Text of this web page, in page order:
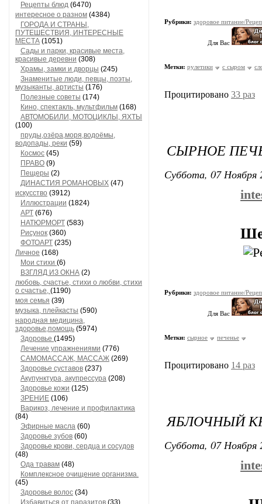
Рецепты блюд (6470)
интересное о разном (4384)
ГОРОДА И СТРАНЫ,
ПУТЕШЕСТВИЯ, ИНТЕРЕСНЫЕ
МЕСТА (1051)
Сады и парки, красивые места,
красивые деревни (308)
Храмы, замки и дворцы (245)
Знаменитые люди, певцы, поэты,
музыканты, артисты (176)
Полезные советы (174)
Кино, спектакль, мультфильм (168)
АВТОМОБИЛИ, МОТОЦИКЛЫ, ЯХТЫ
(100)
пруды,озёра,моря,водоёмы,
водопады, реки (59)
Космос (45)
ПРАВО (9)
Пещеры (2)
ДИНАСТИЯ РОМАНОВЫХ (47)
искусство (3912)
Иллюстрации (1824)
АРТ (676)
НАТЮРМОРТ (583)
Рисунок (360)
ФОТОАРТ (235)
Личное (168)
Мои стихи (6)
ВЗГЛЯД ИЗ ОКНА (2)
любовь, счастье, стихи о любви, стихи
о счастье, (1190)
моя семья (39)
музыка, плейкасты (590)
народная медицина,
здоровье,помощь (5974)
Здоровье (1495)
Лечение упражнениями (776)
САМОМАССАЖ, МАССАЖ (269)
Здоровье суставов (237)
Акупунктура, акупрессура (208)
Здоровье кожи (125)
ЗРЕНИЕ (106)
Варикоз, лечение и профилактика
(84)
Эфирные масла (60)
Здоровье зубов (60)
Здоровье крови, сердца и сосудов
(48)
Ода травам (48)
Комплексное очищение организма.
(45)
Здоровье волос (34)
Избавиться от паразитов (33)
Рубрики: здоровое питание/
Для Вас
Метки: рулетики с сыром
Процитировано 33 раз
СЫРНОЕ
Суббота, 07 Ноября
Рубрики: здоровое питание/
Для Вас
Метки: сырное печенье
Процитировано 14 раз
ЯБЛОЧНЫЙ
Суббота, 07 Ноября